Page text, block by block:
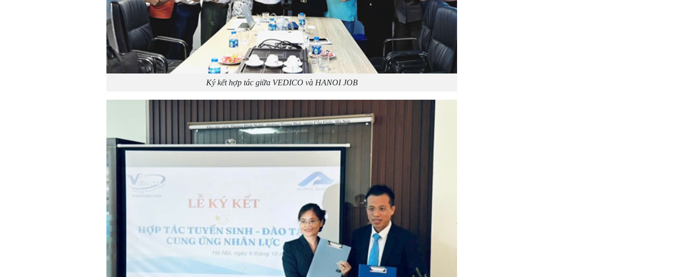
Ký kết hợp tác giữa VEDICO và HANOI JOB